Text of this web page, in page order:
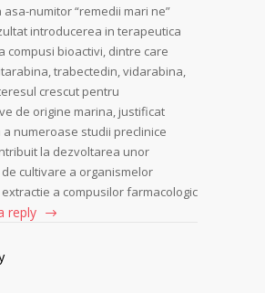
numitor “remedii mari ne”
introducerea in terapeutica
compusi bioactivi, dintre care
trabectedin, vidarabina,
crescut pentru
de origine marina, justificat
numeroase studii preclinice
la dezvoltarea unor
cultivare a organismelor
a compusilor farmacologic
reply